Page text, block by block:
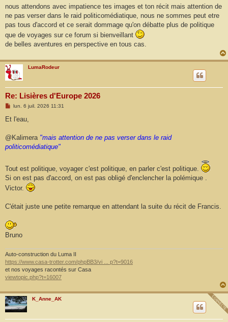
s
a
g
nous attendons avec impatience tes images et ton récit mais attention de
ne pas verser dans le raid politicomédiatique, nous ne sommes peut etre
pas tous d'accord et ce serait dommage qu'on débatte plus de politique
que de voyages sur ce forum si bienveillant
de belles aventures en perspective en tous cas.
LumaRodeur
Re: Lisières d'Europe 2026
M
s
g
lun. 6 juil. 2026 11:31
Et l'eau,
@Kalimera "mais attention de ne pas verser dans le raid
politicomédiatique"
Tout est politique, voyager c'est politique, en parler c'est politique.
Si on est pas d'accord, on est pas obligé d'enclencher la polémique .
Victor.
C'était juste une petite remarque en attendant la suite du récit de Francis.
Bruno
Auto-construction du Luma II
https://www.casa-trotter.com/phpBB3/vi ... p?t=9016
et nos voyages racontés sur Casa
viewtopic.php?t=16007
K_Anne_AK